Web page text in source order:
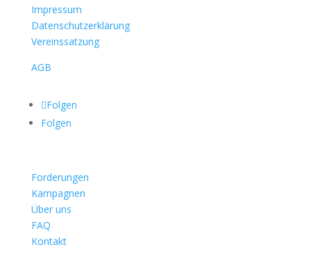
Impressum
Datenschutzerklärung
Vereinssatzung
AGB
Folgen
Folgen
Forderungen
Kampagnen
Über uns
FAQ
Kontakt